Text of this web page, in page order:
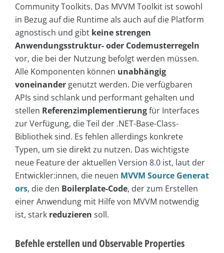
Community Toolkits. Das MVVM Toolkit ist sowohl
in Bezug auf die Runtime als auch auf die Platform
agnostisch und gibt keine strengen
Anwendungsstruktur- oder Codemusterregeln
vor, die bei der Nutzung befolgt werden müssen.
Alle Komponenten können unabhängig
voneinander genutzt werden. Die verfügbaren
APIs sind schlank und performant gehalten und
stellen Referenzimplementierungfür Interfaces
zur Verfügung, die Teil der .NET-Base-Class-
Bibliothek sind. Es fehlen allerdings konkrete
Typen, um sie direkt zu nutzen. Das wichtigste
neue Feature der aktuellen Version 8.0 ist, laut der
Entwickler:innen, die neuen MVVM Source Generat
ors, die den Boilerplate-Code, der zum Erstellen
einer Anwendung mit Hilfe von MVVM notwendig
ist, stark reduzieren soll.
Befehle erstellen und Observable Properties